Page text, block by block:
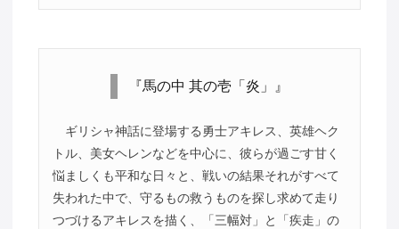
『馬の中 其の壱「炎」』
ギリシャ神話に登場する勇士アキレス、英雄ヘク
トル、美女ヘレンなどを中心に、彼らが過ごす甘く
悩ましくも平和な日々と、戦いの結果それがすべて
失われた中で、守るもの救うものを探し求めて走り
つづけるアキレスを描く、「三幅対」と「疾走」の